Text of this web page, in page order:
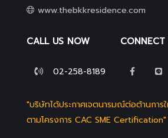
www.thebkkresidence.com
CALL US NOW
02-258-8189
"บริษัทได้ประกาศเจตนารมณ์ต่อต้านกา
ตามโครงการ CAC SME Certification"